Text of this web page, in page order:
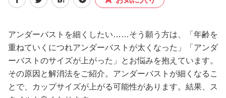
ライフスタイル
ファッション
恋愛/結婚/離婚
美容/健康
アンダーバストを細くしたい……そう願う方は、「年齢を
重ねていくにつれアンダーバストが太くなった」「アンダ
ーバストのサイズが上がった」とお悩みを抱えています。
その原因と解消法をご紹介。アンダーバストが細くなるこ
とで、カップサイズが上がる可能性があります。結果、ス